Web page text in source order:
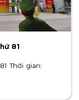
81
Thời gian: